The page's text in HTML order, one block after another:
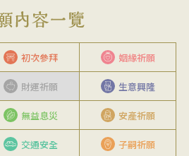
初次參拜 姻緣祈願
財運祈願 生意興隆
無益息災 安產祈願
交通安全 子嗣祈願